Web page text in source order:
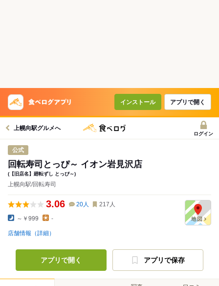
インストール アプリで開く
上幌向駅グルメへ
ログイン
公式
回転寿司とっぴ～ イオン岩見沢店
(【旧店名】廻転ずし とっぴ～)
上幌向駅/回転寿司
3.06 20人 217 人
～￥999 -
店舗情報（詳細）
アプリで開く アプリで保存